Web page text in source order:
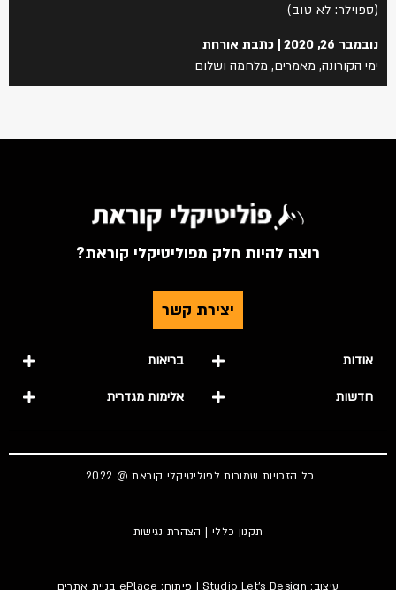
(ספוילר: לא טוב)
נובמבר 26, 2020
כתבת אורחת
ימי הקורונה, מאמרים, מלחמה ושלום
רוצה להיות חלק מפוליטיקלי קוראת?
יצירת קשר
אודות
חדשות
בריאות
אלימות מגדרית
כל הזכויות שמורות לפוליטיקלי קוראת @ 2022
תקנון כללי | הצהרת נגישות
עיצוב: Studio Let's Design| פיתוח: ePlace בניית אתרים